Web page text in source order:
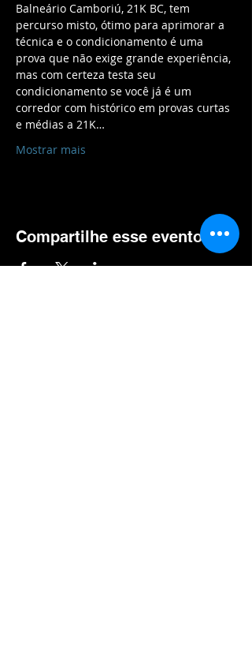
Balneário Camboriú, 21K BC, tem
percurso misto, ótimo para aprimorar a
técnica e o condicionamento é uma
prova que não exige grande experiência,
mas com certeza testa seu
condicionamento se você já é um
corredor com histórico em provas curtas
e médias a 21K…
Mostrar mais
Compartilhe esse evento